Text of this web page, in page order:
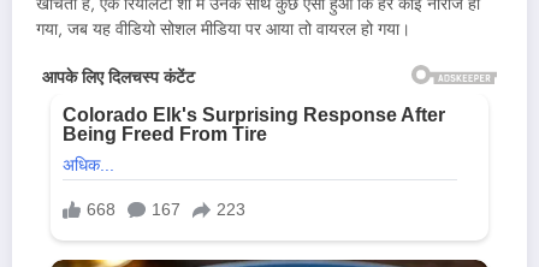
गया, जब यह वीडियो सोशल मीडिया पर आया तो वायरल हो गया।